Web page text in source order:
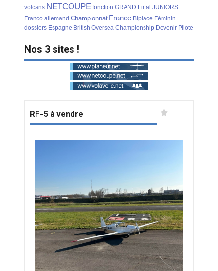
volcans NETCOUPE fonction GRAND Final JUNIORS
Franco allemand Championnat France Biplace Féminin
dossiers Espagne British Oversea Championship Devenir Pilote
Nos 3 sites !
RF-5 à vendre